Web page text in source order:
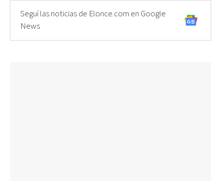
Seguí las noticias de Elonce.com en Google
News